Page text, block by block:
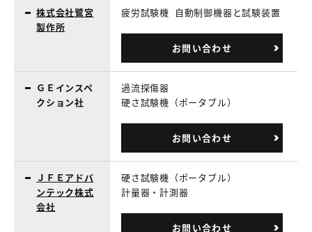
株式会社鷺宮
製作所
疲労試験機 自動制御機器と試験装置
お問い合わせ
ＧＥインスペ
クション社
過流探傷器
硬さ試験機（ポータブル）
お問い合わせ
ＪＦＥアドバ
ンテック株式
会社
硬さ試験機（ポータブル）
計量器・計測器
お問い合わせ